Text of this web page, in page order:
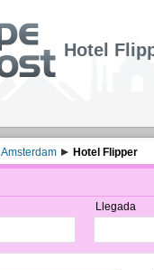
Hotel
Amsterdam Hotel Flipper
Llegada